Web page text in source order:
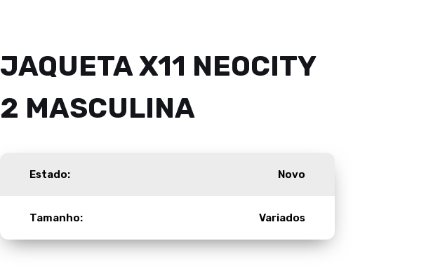
JAQUETA X11 NEOCITY
2 MASCULINA
Estado: Novo
Tamanho: Variados